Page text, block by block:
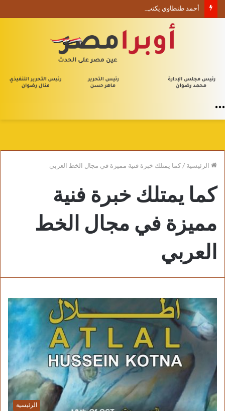
أحمد طنطاوي يكتب حين يصبح الوجود علامة استفهام
الرئيسية/كما يمتلك خبرة فنية مميزة في مجال الخط العربي
كما يمتلك خبرة فنية
مميزة في مجال الخط
العربي
الرئيسية